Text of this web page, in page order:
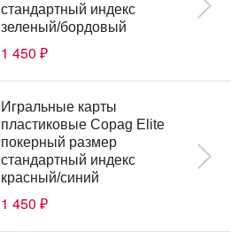
стандартный индекс
зеленый/бордовый
1 450 ₽
Игральные карты
пластиковые Copag Elite
покерный размер
стандартный индекс
красный/синий
1 450 ₽